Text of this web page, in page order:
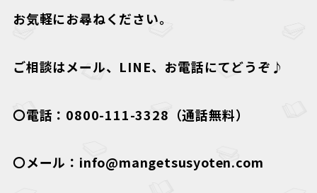
お気軽にお尋ねください。
ご相談はメール、LINE、お電話にてどうぞ♪
〇電話：0800-111-3328（通話無料）
〇メール：info@mangetsusyoten.com